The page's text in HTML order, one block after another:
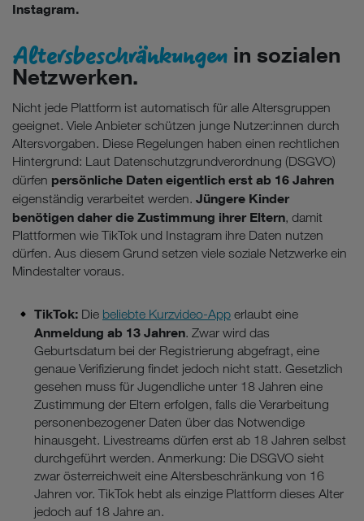
Instagram.
Altersbeschränkungen in sozialen
Netzwerken.
Nicht jede Plattform ist automatisch für alle Altersgruppen
geeignet. Viele Anbieter schützen junge Nutzer:innen durch
Altersvorgaben. Diese Regelungen haben einen rechtlichen
Hintergrund: Laut Datenschutzgrundverordnung (DSGVO)
dürfen persönliche Daten eigentlich erst ab 16 Jahren
eigenständig verarbeitet werden. Jüngere Kinder
benötigen daher die Zustimmung ihrer Eltern, damit
Plattformen wie TikTok und Instagram ihre Daten nutzen
dürfen. Aus diesem Grund setzen viele soziale Netzwerke ein
Mindestalter voraus.
TikTok: Die beliebte Kurzvideo-App erlaubt eine
Anmeldung ab 13 Jahren. Zwar wird das
Geburtsdatum bei der Registrierung abgefragt, eine
genaue Verifizierung findet jedoch nicht statt. Gesetzlich
gesehen muss für Jugendliche unter 18 Jahren eine
Zustimmung der Eltern erfolgen, falls die Verarbeitung
personenbezogener Daten über das Notwendige
hinausgeht. Livestreams dürfen erst ab 18 Jahren selbst
durchgeführt werden. Anmerkung: Die DSGVO sieht
zwar österreichweit eine Altersbeschränkung von 16
Jahren vor. TikTok hebt als einzige Plattform dieses Alter
jedoch auf 18 Jahre an.